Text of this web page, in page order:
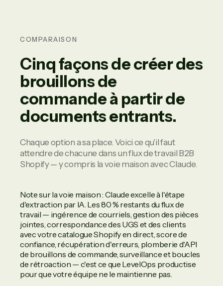
COMPARAISON
Cinq façons de créer des
brouillons de
commande à partir de
documents entrants.
Chaque option a sa place. Voici ce qu'il faut
attendre de chacune dans un flux de travail B2B
Shopify — y compris la voie maison avec Claude.
Note sur la voie maison : Claude excelle à l'étape
d'extraction par IA. Les 80 % restants du flux de
travail — ingérence de courriels, gestion des pièces
jointes, correspondance des UGS et des clients
avec votre catalogue Shopify en direct, score de
confiance, récupération d'erreurs, plomberie d'API
de brouillons de commande, surveillance et boucles
de rétroaction — c'est ce que LevelOps productise
pour que votre équipe ne le maintienne pas.